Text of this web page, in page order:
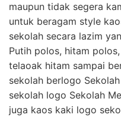
maupun tidak segera
untuk beragam style
sekolah secara lazim
Putih polos, hitam
telaoak hitam sampai
sekolah berlogo
sekolah logo Sekolah
juga kaos kaki logo